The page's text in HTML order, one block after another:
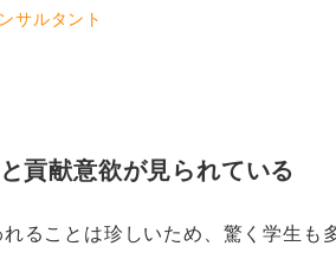
サルタント
貢献意欲が見られている
ることは珍しいため、驚く学生も